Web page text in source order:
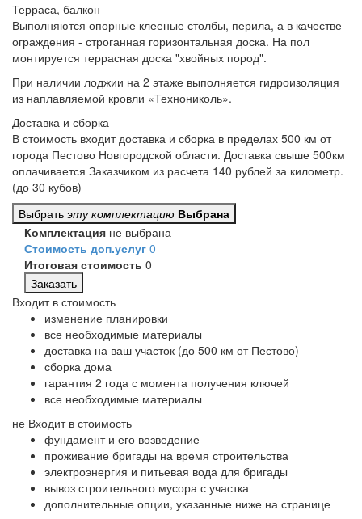
Терраса, балкон
Выполняются опорные клееные столбы, перила, а в качестве
ограждения - строганная горизонтальная доска. На пол
монтируется террасная доска "хвойных пород".
При наличии лоджии на 2 этаже выполняется гидроизоляция
из наплавляемой кровли «Технониколь».
Доставка и сборка
В стоимость входитдоставка и сборка в пределах 500 км от
города Пестово Новгородской области. Доставка свыше 500км
оплачивается Заказчиком из расчета 140 рублей за километр.
(до 30 кубов)
Выбрать эту комплектацию Выбрана
Комплектация не выбрана
Стоимость доп.услуг 0
Итоговая стоимость 0
Заказать
Входит в стоимость
изменение планировки
все необходимые материалы
доставка на ваш участок (до 500 км от Пестово)
сборка дома
гарантия 2 года с момента получения ключей
все необходимые материалы
не Входит в стоимость
фундамент и его возведение
проживание бригады на время строительства
электроэнергия и питьевая вода для бригады
вывоз строительного мусора с участка
дополнительные опции, указанные ниже на странице